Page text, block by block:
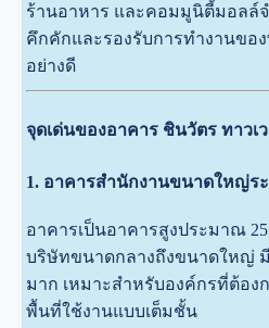
ร้านอาหาร และคอมมูนิตี้มอลล์
คึกคักและรองรับการทำงานขอ
อย่างดี
จุดเด่นของอาคาร ชินวัตร ทาวเ
1. อาคารสำนักงานขนาดใหญ่ร
อาคารเป็นอาคารสูงประมาณ
บริษัทขนาดกลางถึงขนาดใหญ่
มาก เหมาะสำหรับองค์กรที่ต้อง
พื้นที่ใช้งานแบบเต็มชั้น